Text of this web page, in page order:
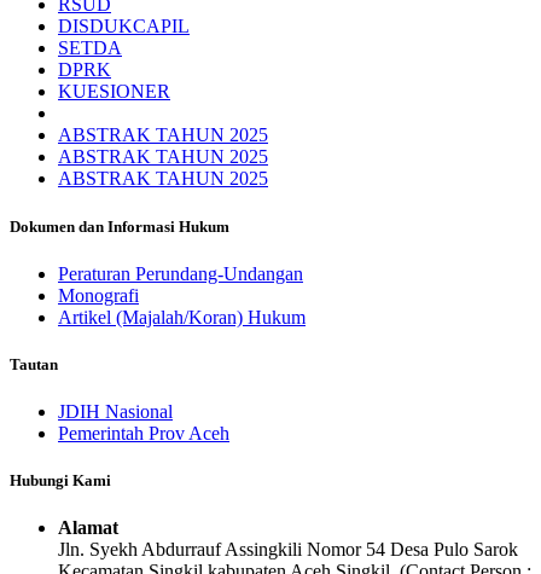
RSUD
DISDUKCAPIL
SETDA
DPRK
KUESIONER
ABSTRAK TAHUN 2025
ABSTRAK TAHUN 2025
ABSTRAK TAHUN 2025
Dokumen dan Informasi Hukum
Peraturan Perundang-Undangan
Monografi
Artikel (Majalah/Koran) Hukum
Tautan
JDIH Nasional
Pemerintah Prov Aceh
Hubungi Kami
Alamat
Jln. Syekh Abdurrauf Assingkili Nomor 54 Desa Pulo Sarok